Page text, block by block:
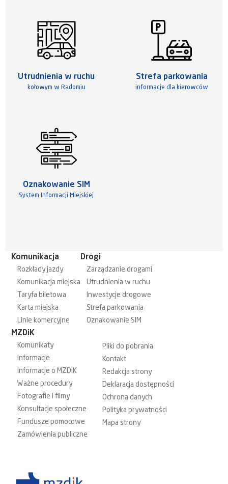
Utrudnienia w ruchu
kołowym w Radomiu
Strefa parkowania
informacje dla kierowców
Oznakowanie SIM
System Informacji Miejskiej
Komunikacja
Rozkłady jazdy
Komunikacja miejska
Taryfa biletowa
Karta miejska
Linie komercyjne
Drogi
Zarządzanie drogami
Utrudnienia w ruchu
Inwestycje drogowe
Strefa parkowania
Oznakowanie SIM
MZDiK
Komunikaty
Informacje
Informacje o MZDiK
Ważne procedury
Fotografie i filmy
Konsultacje społeczne
Fundusze pomocowe
Zamówienia publiczne
Pliki do pobrania
Kontakt
Redakcja strony
Deklaracja dostępności
Ochrona danych
Polityka prywatności
Mapa strony